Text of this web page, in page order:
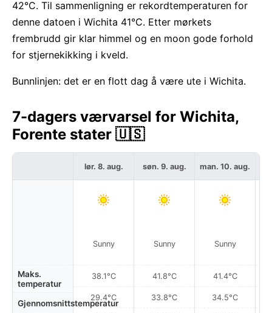
42°C. Til sammenligning er rekordtemperaturen for
denne datoen i Wichita 41°C. Etter mørkets
frembrudd gir klar himmel og en moon gode forhold
for stjernekikking i kveld.
Bunnlinjen: det er en flott dag å være ute i Wichita.
7-dagers værvarsel for Wichita,
Forente stater 🇺🇸
Maks.
temperatur
Gjennomsnittstemperatur
lør. 8. aug.
Sunny
38.1°C
29.4°C
søn. 9. aug.
Sunny
41.8°C
33.8°C
man. 10. aug.
Sunny
41.4°C
34.5°C